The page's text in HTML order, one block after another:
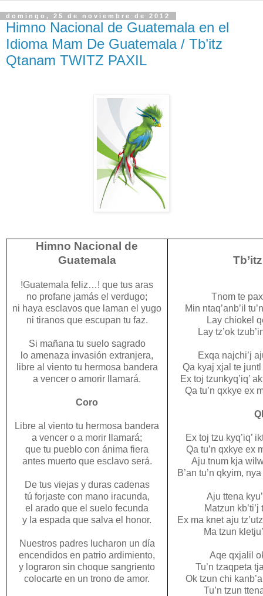
domingo, 25 de noviembre de 2012
Himno Nacional de Guatemala en el
Idioma Mam De Guatemala / Tb’itz
Qtanam TWITZ PAXIL
Himno Nacional de
Guatemala
!Guatemala feliz…! que tus aras
no profane jamás el verdugo;
ni haya esclavos que laman el yugo
ni tiranos que escupan tu faz.
Si mañana tu suelo sagrado
lo amenaza invasión extranjera,
libre al viento tu hermosa bandera
a vencer o amorir llamará.
Coro
Libre al viento tu hermosa bandera
a vencer o a morir llamará;
que tu pueblo con ánima fiera
antes muerto que esclavo será.
De tus viejas y duras cadenas
tú forjaste con mano iracunda,
el arado que el suelo fecunda
y la espada que salva el honor.
Nuestros padres lucharon un día
encendidos en patrio ardimiento,
y lograron sin choque sangriento
colocarte en un trono de amor.
Tnom te
Min ntaq’anb’il
Lay chiokel
Lay tz’ok
Exqa najchi’j
Qa kyaj xjal te juntl
Ex toj tzunkyq’iq’
Qa tu’n qxkye ex
Ex toj tzu kyq’iq’
Qa tu’n qxkye ex
Aju tnum kja
B’an tu’n qkyim,
Aju ttena
Matzun kb’ti’j
Ex ma knet aju
Ma tzun
Aqe qxjalil
Tu’n tzaqpeta
Ok tzun chi
Tu’n tzun